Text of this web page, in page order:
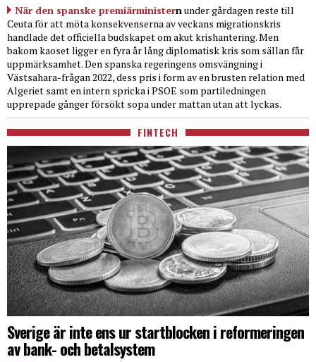
När den spanske premiärministernunder gårdagen reste till
Ceuta för att möta konsekvenserna av veckans migrationskris
handlade det officiella budskapet om akut krishantering. Men
bakom kaoset ligger en fyra år lång diplomatisk kris som sällan får
uppmärksamhet. Den spanska regeringens omsvängning i
Västsahara-frågan 2022, dess pris i form av en brusten relation med
Algeriet samt en intern spricka i PSOE som partiledningen
upprepade gånger försökt sopa under mattan utan att lyckas.
FINTECH
Sverige är inte ens ur startblocken i reformeringen
av bank- och betalsystem